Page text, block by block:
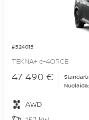
#524015
TEKNA+ e-4ORCE
47 490 €
Nuolaida:
AWD